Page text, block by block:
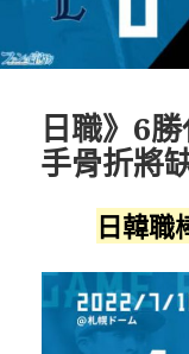
日職》6
手骨折將
日韓職